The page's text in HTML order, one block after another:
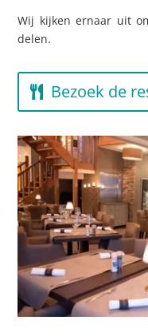
Wij kijken ernaar uit
delen.
Bezoek de